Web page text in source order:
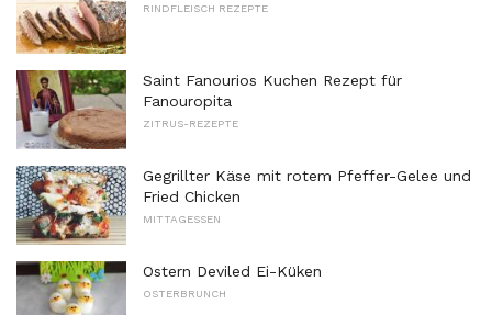
RINDFLEISCH REZEPTE
Saint Fanourios Kuchen Rezept für
Fanouropita
ZITRUS-REZEPTE
Gegrillter Käse mit rotem Pfeffer-Gelee und
Fried Chicken
MITTAGESSEN
Ostern Deviled Ei-Küken
OSTERBRUNCH